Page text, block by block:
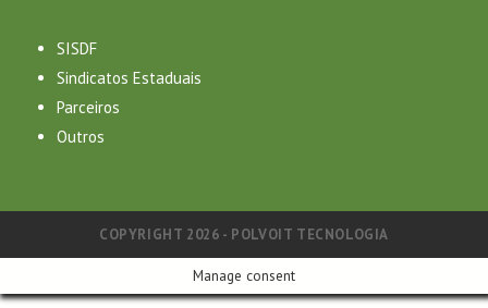
SISDF
Sindicatos Estaduais
Parceiros
Outros
COPYRIGHT 2026 - POLVOIT TECNOLOGIA
Manage consent